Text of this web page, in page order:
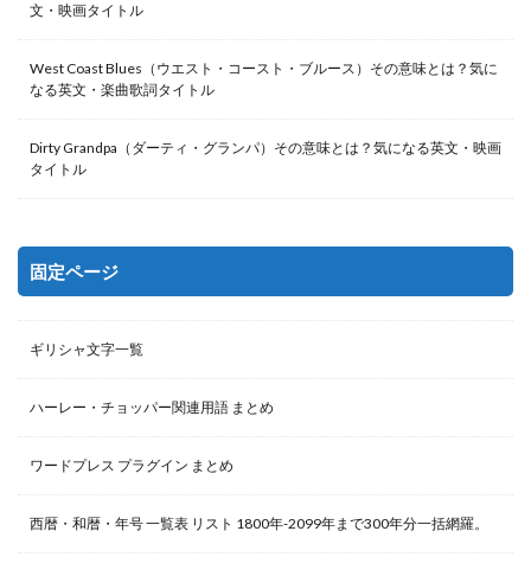
文・映画タイトル
West Coast Blues（ウエスト・コースト・ブルース）その意味とは？気に
なる英文・楽曲歌詞タイトル
Dirty Grandpa（ダーティ・グランパ）その意味とは？気になる英文・映画
タイトル
固定ページ
ギリシャ文字一覧
ハーレー・チョッパー関連用語 まとめ
ワードプレス プラグイン まとめ
西暦・和暦・年号 一覧表 リスト 1800年-2099年まで300年分一括網羅。